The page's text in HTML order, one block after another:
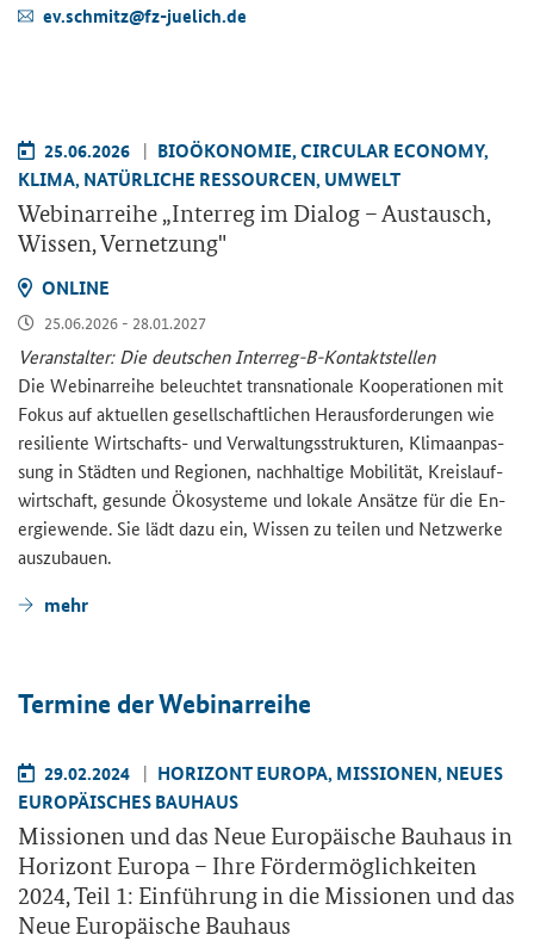
ev.schmitz@fz-​juelich.de
25.06.2026
BIO­ÖKO­NO­MIE, CIR­CU­LAR ECO­NO­MY,
KLIMA, NA­TÜR­LI­CHE RES­SOUR­CEN, UM­WELT
We­bi­nar­rei­he „Interregim Dia­log – Aus­tausch,
Wis­sen, Ver­net­zung"
ON­LINE
25.06.2026 - 28.01.2027
Ver­an­stal­ter: Die deut­schen Interreg-​B-Kontaktstellen
Die We­bi­nar­rei­he be­leuch­tet trans­na­tio­na­le Ko­ope­ra­tio­nen mit
Fokus auf ak­tu­el­len ge­sell­schaft­li­chen Her­aus­for­de­run­gen wie
re­si­li­en­te Wirtschafts-​ und Ver­wal­tungs­struk­tu­ren, Kli­ma­an­pas­
sung in Städ­ten und Re­gio­nen, nach­hal­ti­ge Mo­bi­li­tät, Kreis­lauf­
wirt­schaft, ge­sun­de Öko­sys­te­me und lo­ka­le An­sät­ze für die En­
er­gie­wen­de. Sie lädt dazu ein, Wis­sen zu tei­len und Netz­wer­ke
aus­zu­bau­en.
mehr
Ter­mi­ne der We­bi­nar­rei­he
29.02.2024
HO­RI­ZONT EU­RO­PA, MIS­SIO­NEN, NEUES
EU­RO­PÄI­SCHES BAU­HAUS
Mis­sio­nen und das Neue Eu­ro­päi­sche Bau­haus in
Ho­ri­zont Eu­ro­pa – Ihre För­der­mög­lich­kei­ten
2024, Teil 1: Ein­füh­rung in die Mis­sio­nen und das
Neue Eu­ro­päi­sche Bau­haus